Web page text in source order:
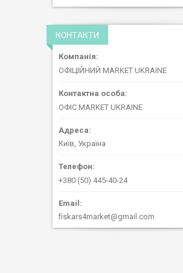
КОНТАКТИ
ОФІЦІЙНИЙ MARKET UKRAINE
ОФІС MARKET UKRAINE
Київ, Україна
+380 (50) 445-40-24
fiskars4market@gmail.com